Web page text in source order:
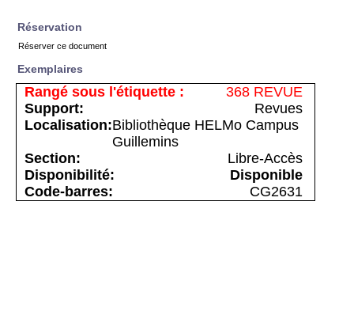
Réservation
Réserver ce document
Exemplaires
368 REVUE
Revues
Bibliothèque HELMo Campus
Guillemins
Libre-Accès
Disponible
CG2631